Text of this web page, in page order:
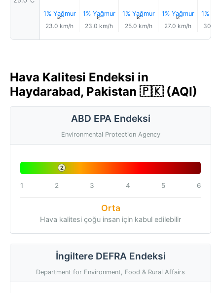
1% Yağmur
↑
23.0 km/h
1% Yağmur
↑
23.0 km/h
1% Yağmur
↑
25.0 km/h
1% Yağmur
↑
27.0 km/h
1%
30.0
Hava Kalitesi Endeksi in
Haydarabad, Pakistan 🇵🇰 (AQI)
ABD EPA Endeksi
Environmental Protection Agency
2
1 2 3 4 5 6
Orta
Hava kalitesi çoğu insan için kabul edilebilir
İngiltere DEFRA Endeksi
Department for Environment, Food & Rural Affairs